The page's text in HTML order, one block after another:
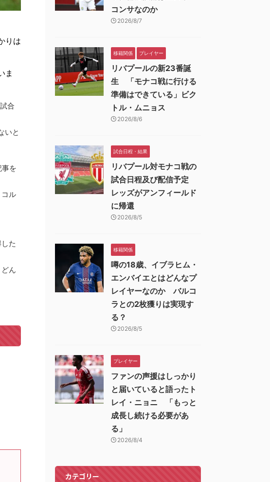
りは
ま
合
いと
を
ル
た
ん
コンサなのか
2026/8/7
移籍関係 プレイヤー
リバプールの新23番誕
生 「モナコ戦に行ける
準備はできている」ビク
トル・ムニョス
2026/8/6
試合日程・結果
リバプール対モナコ戦の
試合日程及び配信予定
レッズがアンフィールド
に帰還
2026/8/5
移籍関係
噂の18歳、イブラヒム・
エンバイエとはどんなプ
レイヤーなのか バルコ
ラとの2枚獲りは実現す
る？
2026/8/5
プレイヤー
ファンの声援はしっかり
と届いていると語ったト
レイ・ニョニ 「もっと
成長し続ける必要があ
る」
2026/8/4
カテゴリー